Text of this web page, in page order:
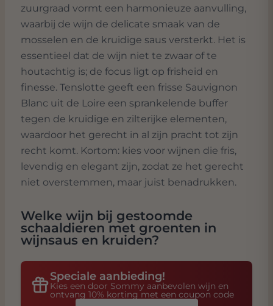
zuurgraad vormt een harmonieuze aanvulling,
waarbij de wijn de delicate smaak van de
mosselen en de kruidige saus versterkt. Het is
essentieel dat de wijn niet te zwaar of te
houtachtig is; de focus ligt op frisheid en
finesse. Tenslotte geeft een frisse Sauvignon
Blanc uit de Loire een sprankelende buffer
tegen de kruidige en zilterijke elementen,
waardoor het gerecht in al zijn pracht tot zijn
recht komt. Kortom: kies voor wijnen die fris,
levendig en elegant zijn, zodat ze het gerecht
niet overstemmen, maar juist benadrukken.
Welke wijn bij gestoomde
schaaldieren met groenten in
wijnsaus en kruiden?
Speciale aanbieding!
Kies een door Sommy aanbevolen wijn en
ontvang 10% korting met een coupon code